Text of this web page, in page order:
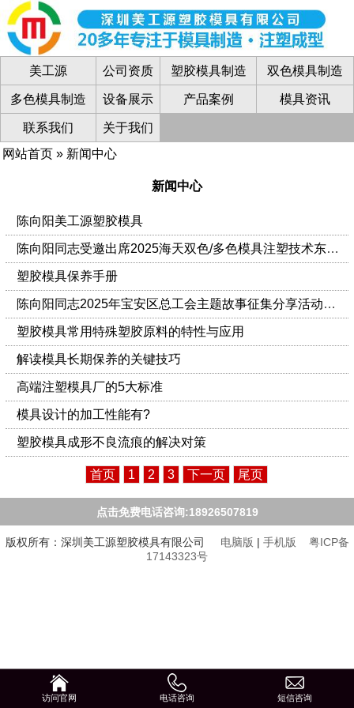
美工源 公司资质 塑胶模具制造 双色模具制造
多色模具制造 设备展示 产品案例 模具资讯
联系我们
关于我们
网站首页 » 新闻中心
新闻中心
陈向阳美工源塑胶模具
陈向阳同志受邀出席2025海天双色/多色模具注塑技术东莞高峰论坛并做技术分享[9月20日]
塑胶模具保养手册
陈向阳同志2025年宝安区总工会主题故事征集分享活动获奖
塑胶模具常用特殊塑胶原料的特性与应用
解读模具长期保养的关键技巧
高端注塑模具厂的5大标准
模具设计的加工性能有?
塑胶模具成形不良流痕的解决对策
首页 1 2 3 下一页 尾页
点击免费电话咨询:18926507819
版权所有：深圳美工源塑胶模具有限公司 电脑版 | 手机版
粤ICP备
17143323号
访问官网 电话咨询 短信咨询